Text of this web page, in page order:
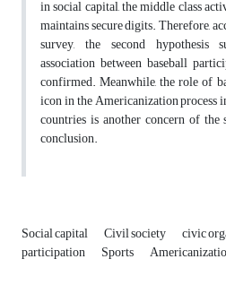
in social capital, the middle class
maintains secure digits. Therefore,
survey, the second hypothesis
association between baseball
confirmed. Meanwhile, the role of
icon in the Americanization
countries is another concern of
conclusion.
Social capital Civil society civic
participation Sports